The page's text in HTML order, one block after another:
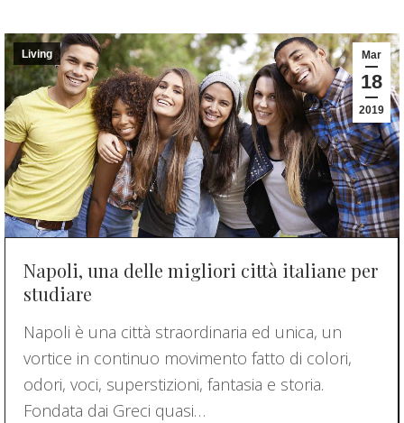
Mar
18
2019
Living
Napoli, una delle migliori città italiane per
studiare
Napoli è una città straordinaria ed unica, un
vortice in continuo movimento fatto di colori,
odori, voci, superstizioni, fantasia e storia.
Fondata dai Greci quasi…